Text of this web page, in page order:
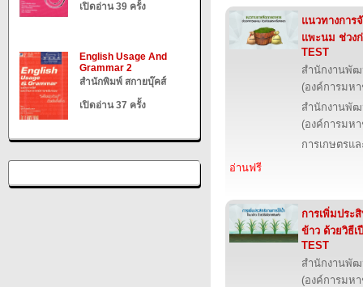
เปิดอ่าน 39 ครั้ง
English Usage And
Grammar 2
สำนักพิมพ์ สกายบุ๊คส์
เปิดอ่าน 37 ครั้ง
แนวทางการ
แพะนม ช่วง
TEST
สำนักงานพัฒ
(องค์การมห
สำนักงานพัฒ
(องค์การมห
การเกษตรแ
อ่านฟรี
การเพิ่มประ
ข้าว ด้วยวิธีเ
TEST
สำนักงานพัฒ
(องค์การมห